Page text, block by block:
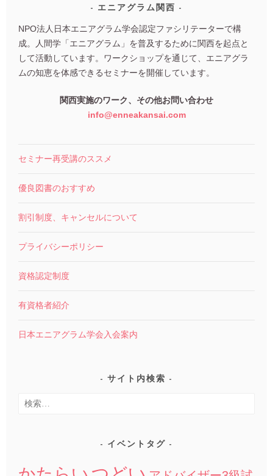
エニアグラム関西
NPO法人日本エニアグラム学会認定ファシリテーターで構
成。人間学「エニアグラム」を普及するために関西を起点と
して活動しています。ワークショップを通じて、エニアグラ
ムの知恵を体感できるセミナーを開催しています。
関西実施のワーク、その他お問い合わせ
info@enneakansai.com
セミナー再受講のススメ
優良図書のおすすめ
割引制度、キャンセルについて
プライバシーポリシー
資格認定制度
有資格者紹介
日本エニアグラム学会入会案内
サイト内検索
検
イベントタグ